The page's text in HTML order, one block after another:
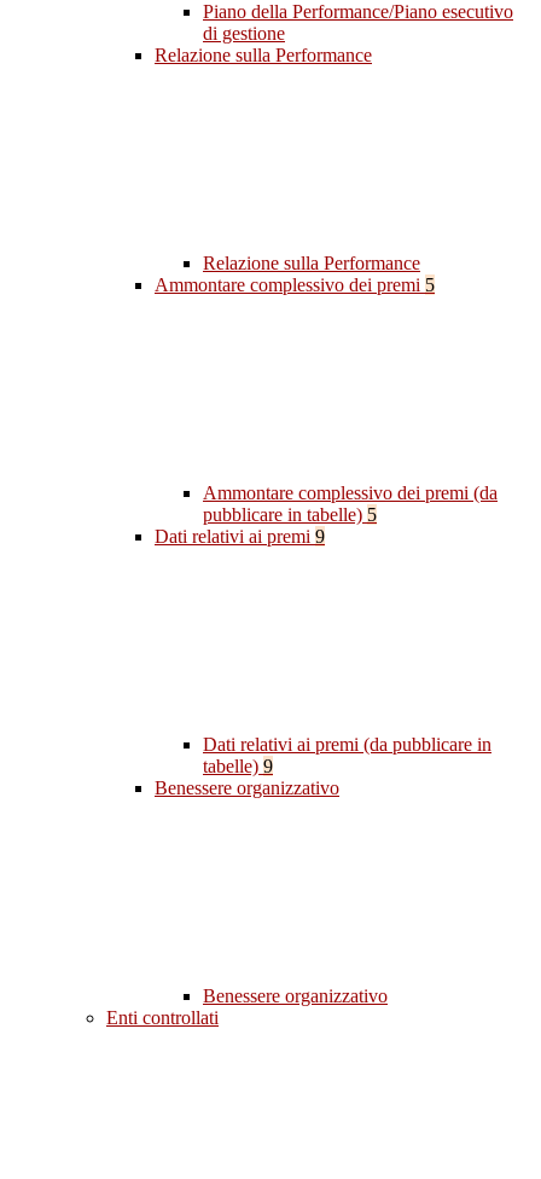
Piano della Performance/Piano esecutivo
di gestione
Relazione sulla Performance
Relazione sulla Performance
Ammontare complessivo dei premi 5
Ammontare complessivo dei premi (da
pubblicare in tabelle) 5
Dati relativi ai premi 9
Dati relativi ai premi (da pubblicare in
tabelle) 9
Benessere organizzativo
Benessere organizzativo
Enti controllati